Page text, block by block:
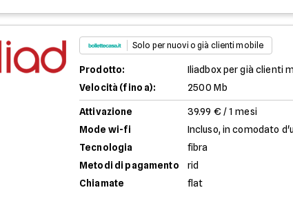
Solo per nuovi o già clienti mobile
Prodotto:
Iliadbox per già clienti
Velocità (fino a):
2500 Mb
Attivazione
39.99 € / 1 mesi
Mode wi-fi
Incluso, in comodato
Tecnologia
fibra
Metodi di pagamento
rid
Chiamate
flat